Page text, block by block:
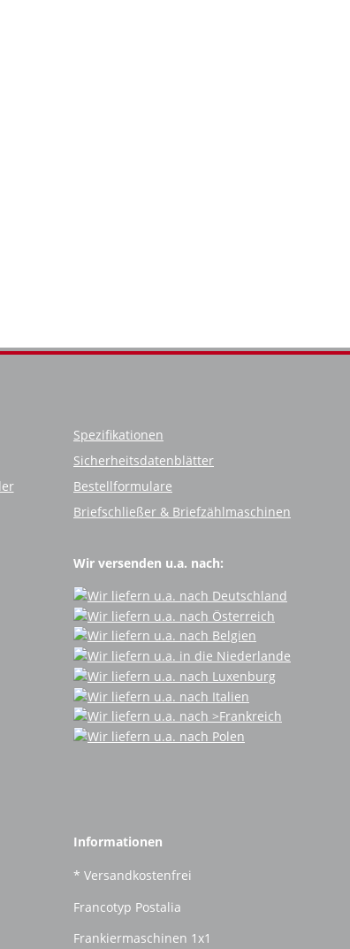
Spezifikationen
Sicherheitsdatenblätter
Bestellformulare
Briefschließer & Briefzählmaschinen
Wir versenden u.a. nach:
Informationen
* Versandkostenfrei
Francotyp Postalia
Frankiermaschinen 1x1